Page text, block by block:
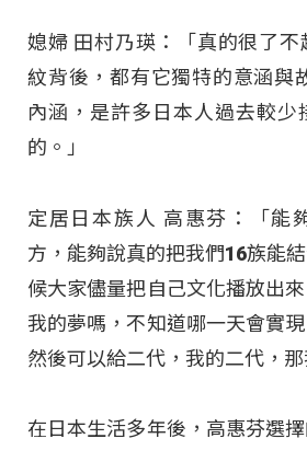
媳婦 田村乃瑛：「真的很了不
紋背後，都有它獨特的意涵與
內涵，是許多日本人過去較少
的。」
定居日本族人 高惠芬：「能
方，能夠說真的把我們16族能
候大家儘量把自己文化播放出
我的夢嗎，不知道哪一天會實
然後可以給二代，我的二代，那
在日本生活多年後，高惠芬選